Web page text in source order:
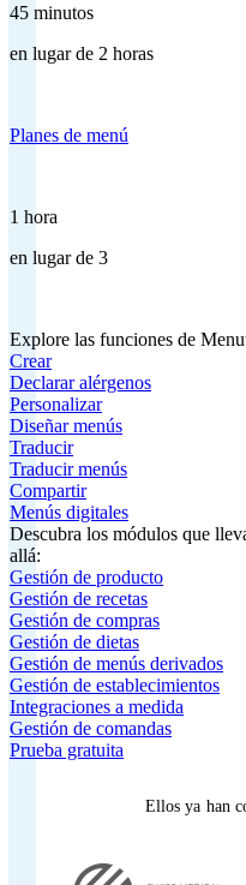
45 minutos
en lugar de 2 horas
Planes de menú
1 hora
en lugar de 3
Explore las funciones de
Crear
Declarar alérgenos
Personalizar
Diseñar menús
Traducir
Traducir menús
Compartir
Menús digitales
Descubra los módulos que
allá:
Gestión de producto
Gestión de recetas
Gestión de compras
Gestión de dietas
Gestión de menús derivados
Gestión de establecimientos
Integraciones a medida
Gestión de comandas
Prueba gratuita
Ellos ya han